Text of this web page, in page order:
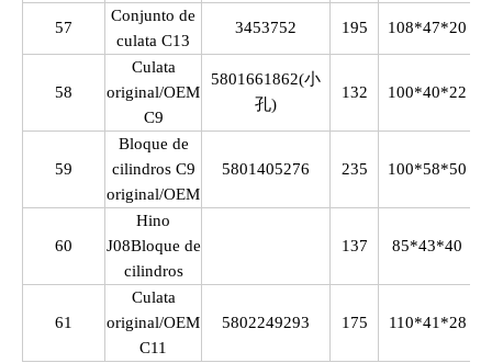
57
Conjunto de
culata C13
3453752 195 108*47*20
58
Culata
original/OEM
C9
5801661862(小
孔)
132 100*40*22
59
Bloque de
cilindros C9
original/OEM
5801405276 235 100*58*50
60
Hino
J08Bloque de
cilindros
137 85*43*40
61
Culata
original/OEM
C11
5802249293 175 110*41*28